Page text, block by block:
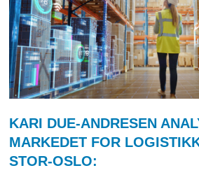
KARI DUE-ANDRESEN
MARKEDET FOR
STOR-OSLO: